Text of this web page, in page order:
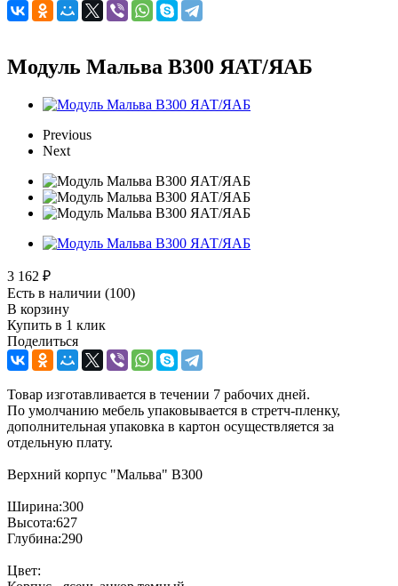
Модуль Мальва В300 ЯАТ/ЯАБ
Previous
Next
3 162 ₽
Есть в наличии (100)
В корзину
Купить в 1 клик
Поделиться
Товар изготавливается в течении 7 рабочих дней.
По умолчанию мебель упаковывается в стретч-пленку,
дополнительная упаковка в картон осуществляется за
отдельную плату.
Верхний корпус "Мальва" В300
Ширина:300
Высота:627
Глубина:290
Цвет: